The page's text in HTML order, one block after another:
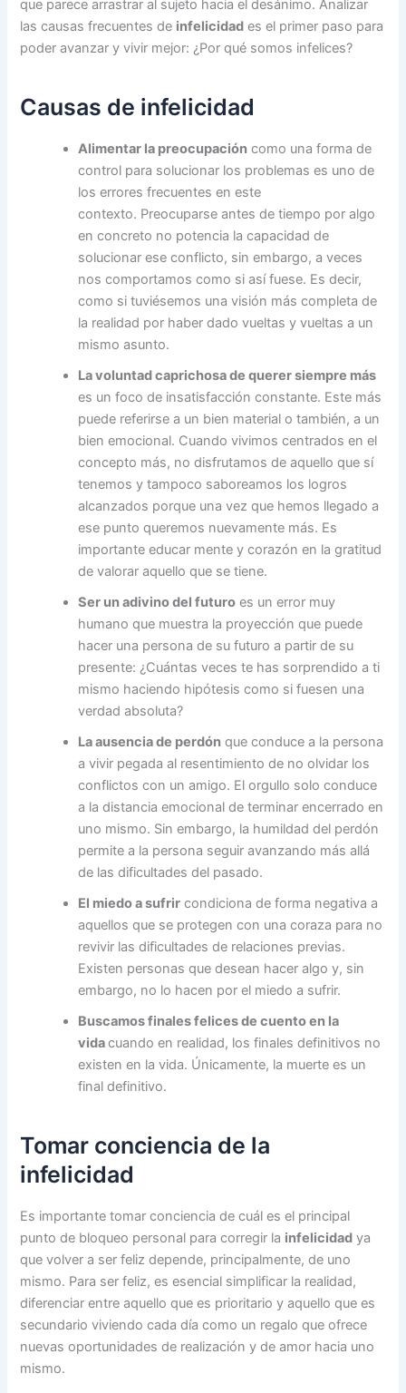
que parece arrastrar al sujeto hacia el desánimo. Analizar
las causas frecuentes de infelicidad es el primer paso para
poder avanzar y vivir mejor: ¿Por qué somos infelices?
Causas de infelicidad
Alimentar la preocupación como una forma de
control para solucionar los problemas es uno de
los errores frecuentes en este
contexto. Preocuparse antes de tiempo por algo
en concreto no potencia la capacidad de
solucionar ese conflicto, sin embargo, a veces
nos comportamos como si así fuese. Es decir,
como si tuviésemos una visión más completa de
la realidad por haber dado vueltas y vueltas a un
mismo asunto.
La voluntad caprichosa de querer siempre más
es un foco de insatisfacción constante. Este más
puede referirse a un bien material o también, a un
bien emocional. Cuando vivimos centrados en el
concepto más, no disfrutamos de aquello que sí
tenemos y tampoco saboreamos los logros
alcanzados porque una vez que hemos llegado a
ese punto queremos nuevamente más. Es
importante educar mente y corazón en la gratitud
de valorar aquello que se tiene.
Ser un adivino del futuro es un error muy
humano que muestra la proyección que puede
hacer una persona de su futuro a partir de su
presente: ¿Cuántas veces te has sorprendido a ti
mismo haciendo hipótesis como si fuesen una
verdad absoluta?
La ausencia de perdón que conduce a la persona
a vivir pegada al resentimiento de no olvidar los
conflictos con un amigo. El orgullo solo conduce
a la distancia emocional de terminar encerrado en
uno mismo. Sin embargo, la humildad del perdón
permite a la persona seguir avanzando más allá
de las dificultades del pasado.
El miedo a sufrir condiciona de forma negativa a
aquellos que se protegen con una coraza para no
revivir las dificultades de relaciones previas.
Existen personas que desean hacer algo y, sin
embargo, no lo hacen por el miedo a sufrir.
Buscamos finales felices de cuento en la
vidacuando en realidad, los finales definitivos no
existen en la vida. Únicamente, la muerte es un
final definitivo.
Tomar conciencia de la
infelicidad
Es importante tomar conciencia de cuál es el principal
punto de bloqueo personal para corregir la infelicidad ya
que volver a ser feliz depende, principalmente, de uno
mismo. Para ser feliz, es esencial simplificar la realidad,
diferenciar entre aquello que es prioritario y aquello que es
secundario viviendo cada día como un regalo que ofrece
nuevas oportunidades de realización y de amor hacia uno
mismo.